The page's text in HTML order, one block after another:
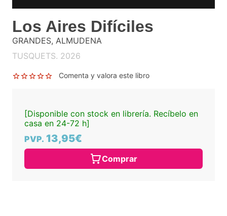
Los Aires Difíciles
GRANDES, ALMUDENA
TUSQUETS. 2026
Comenta y valora este libro
[Disponible con stock en librería. Recíbelo en
casa en 24-72 h]
PVP. 13,95€
Comprar